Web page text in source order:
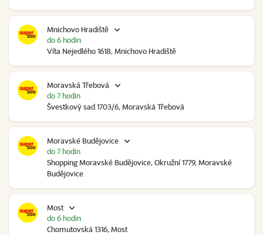
Mnichovo Hradiště
Víta Nejedlého 1618, Mnichovo Hradiště
do 6 hodin
Moravská Třebová
Švestkový sad 1703/6, Moravská Třebová
do 7 hodin
Moravské Budějovice
Shopping Moravské Budějovice, Okružní 1779, Moravské
Budějovice
do 7 hodin
Most
Chomutovská 1316, Most
do 6 hodin